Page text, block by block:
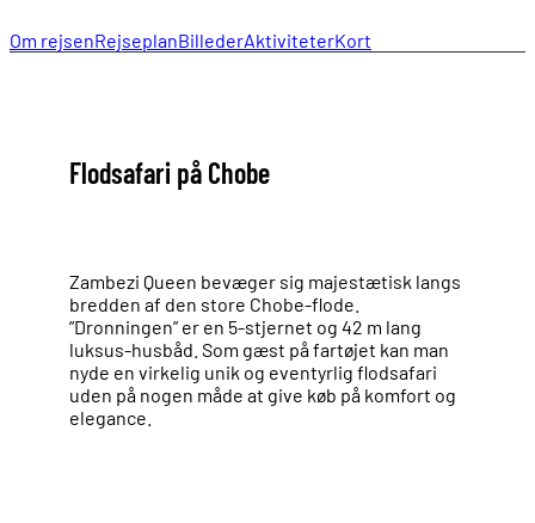
Om rejsenRejseplanBillederAktiviteterKort
Flodsafari på Chobe
Zambezi Queen bevæger sig majestætisk langs
bredden af den store Chobe-flode.
”Dronningen” er en 5-stjernet og 42 m lang
luksus-husbåd. Som gæst på fartøjet kan man
nyde en virkelig unik og eventyrlig flodsafari
uden på nogen måde at give køb på komfort og
elegance.